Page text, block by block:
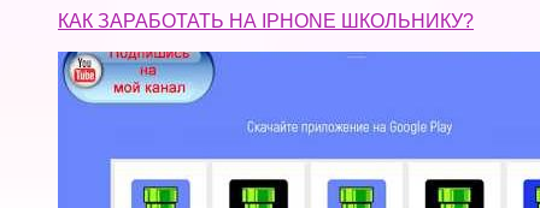
КАК ЗАРАБОТАТЬ НА IPHONE ШКОЛЬНИКУ?